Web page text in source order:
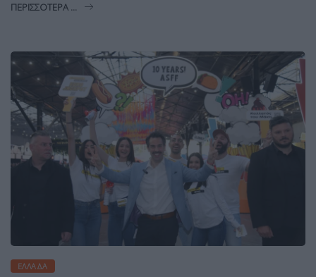
ΠΕΡΙΣΣΌΤΕΡΑ ...
ΕΛΛΆΔΑ